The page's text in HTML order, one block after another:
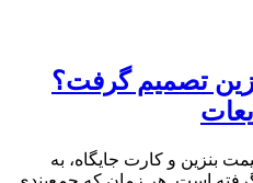
تصمیم گرفت؟
بنزین و کارت جایگاه، به